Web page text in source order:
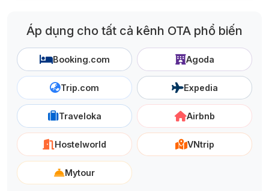
Áp dụng cho tất cả kênh OTA phổ biến
Booking.com Agoda
Trip.com Expedia
Traveloka Airbnb
Hostelworld VNtrip
Mytour